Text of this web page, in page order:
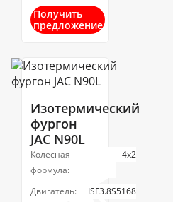
Получить
предложение
Изотермический
фургон
JAC N90L
Колесная
формула:
4х2
Двигатель:
ISF3.8S5168